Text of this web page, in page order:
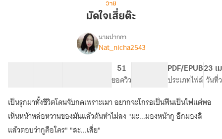
วาย
มัดใจเสี่ยต๊ะ
เรื่อง
ใจ
เสี่ย
ต๊ะ
นามปากกา
Nat_nicha2543
51
ยอดวิว
PDF/EPUB
ประเภทไฟล์
23 เ
วันที่
เป็นรุกมาทั้งชีวิตโดนจับกดเพราะเมา อยากจะโกรธเป็นฟืนเป็นไฟแต่พอ
เห็นหน้าหล่อหวานของมันแล้วดันทำไม่ลง "มะ...มองหน้ากู อึกมองสิ
แล้วตอบว่ากูคือใคร" "สะ...เสี่ย"